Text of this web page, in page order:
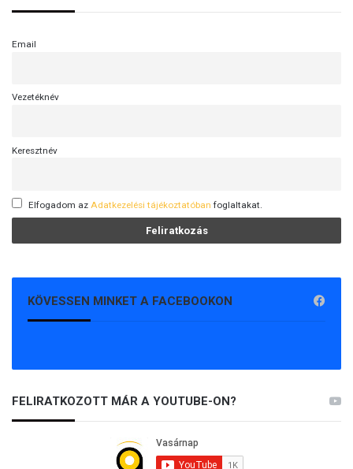
Email
Vezetéknév
Keresztnév
Elfogadom az Adatkezelési tájékoztatóban foglaltakat.
KÖVESSEN MINKET A FACEBOOKON
FELIRATKOZOTT MÁR A YOUTUBE-ON?